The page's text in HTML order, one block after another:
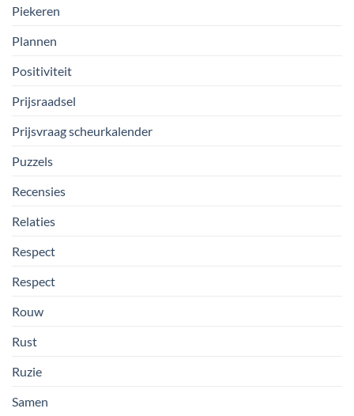
Piekeren
Plannen
Positiviteit
Prijsraadsel
Prijsvraag scheurkalender
Puzzels
Recensies
Relaties
Respect
Respect
Rouw
Rust
Ruzie
Samen